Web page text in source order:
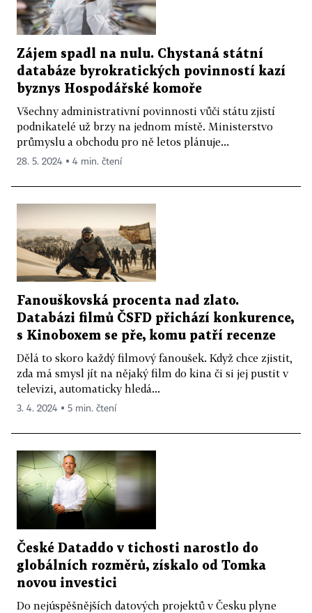
Zájem spadl na nulu. Chystaná státní
databáze byrokratických povinností kazí
byznys Hospodářské komoře
Všechny administrativní povinnosti vůči státu zjistí
podnikatelé už brzy na jednom místě. Ministerstvo
průmyslu a obchodu pro ně letos plánuje...
28. 5. 2024 ▪ 4 min. čtení
Fanouškovská procenta nad zlato.
Databázi filmů ČSFD přichází konkurence,
s Kinoboxem se pře, komu patří recenze
Dělá to skoro každý filmový fanoušek. Když chce zjistit,
zda má smysl jít na nějaký film do kina či si jej pustit v
televizi, automaticky hledá...
3. 4. 2024 ▪ 5 min. čtení
České Dataddo v tichosti narostlo do
globálních rozměrů, získalo od Tomka
novou investici
Do nejúspěšnějších datových projektů v Česku plyne